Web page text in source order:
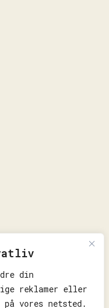
din
reklamer eller
vores netsted.